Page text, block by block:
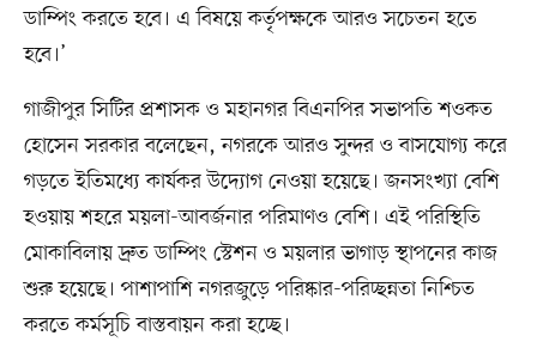
ডাম্পিং করতে হবে। এ বিষয়ে কর্তৃপক্ষকে আরও সচেতন হতে
হবে।’
গাজীপুর সিটির প্রশাসক ও মহানগর বিএনপির সভাপতি শওকত
হোসেন সরকার বলেছেন, নগরকে আরও সুন্দর ও বাসযোগ্য করে
গড়তে ইতিমধ্যে কার্যকর উদ্যোগ নেওয়া হয়েছে। জনসংখ্যা বেশি
হওয়ায় শহরে ময়লা-আবর্জনার পরিমাণও বেশি। এই পরিস্থিতি
মোকাবিলায় দ্রুত ডাম্পিং স্টেশন ও ময়লার ভাগাড় স্থাপনের কাজ
শুরু হয়েছে। পাশাপাশি নগরজুড়ে পরিষ্কার-পরিচ্ছন্নতা নিশ্চিত
করতে কর্মসূচি বাস্তবায়ন করা হচ্ছে।